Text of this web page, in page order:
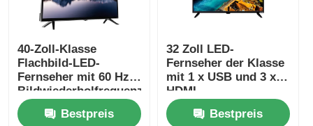
40-Zoll-Klasse
Flachbild-LED-
Fernseher mit 60 Hz
Bildwiederholfrequenz
und 1080p FHD-
AuflösungBestpreis
32 Zoll LED-
Fernseher der Klasse
mit 1 x USB und 3 x
HDMI
Flachbildschirm-
FernseherBestpreis